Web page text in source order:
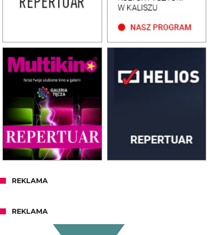
REKLAMA
REKLAMA